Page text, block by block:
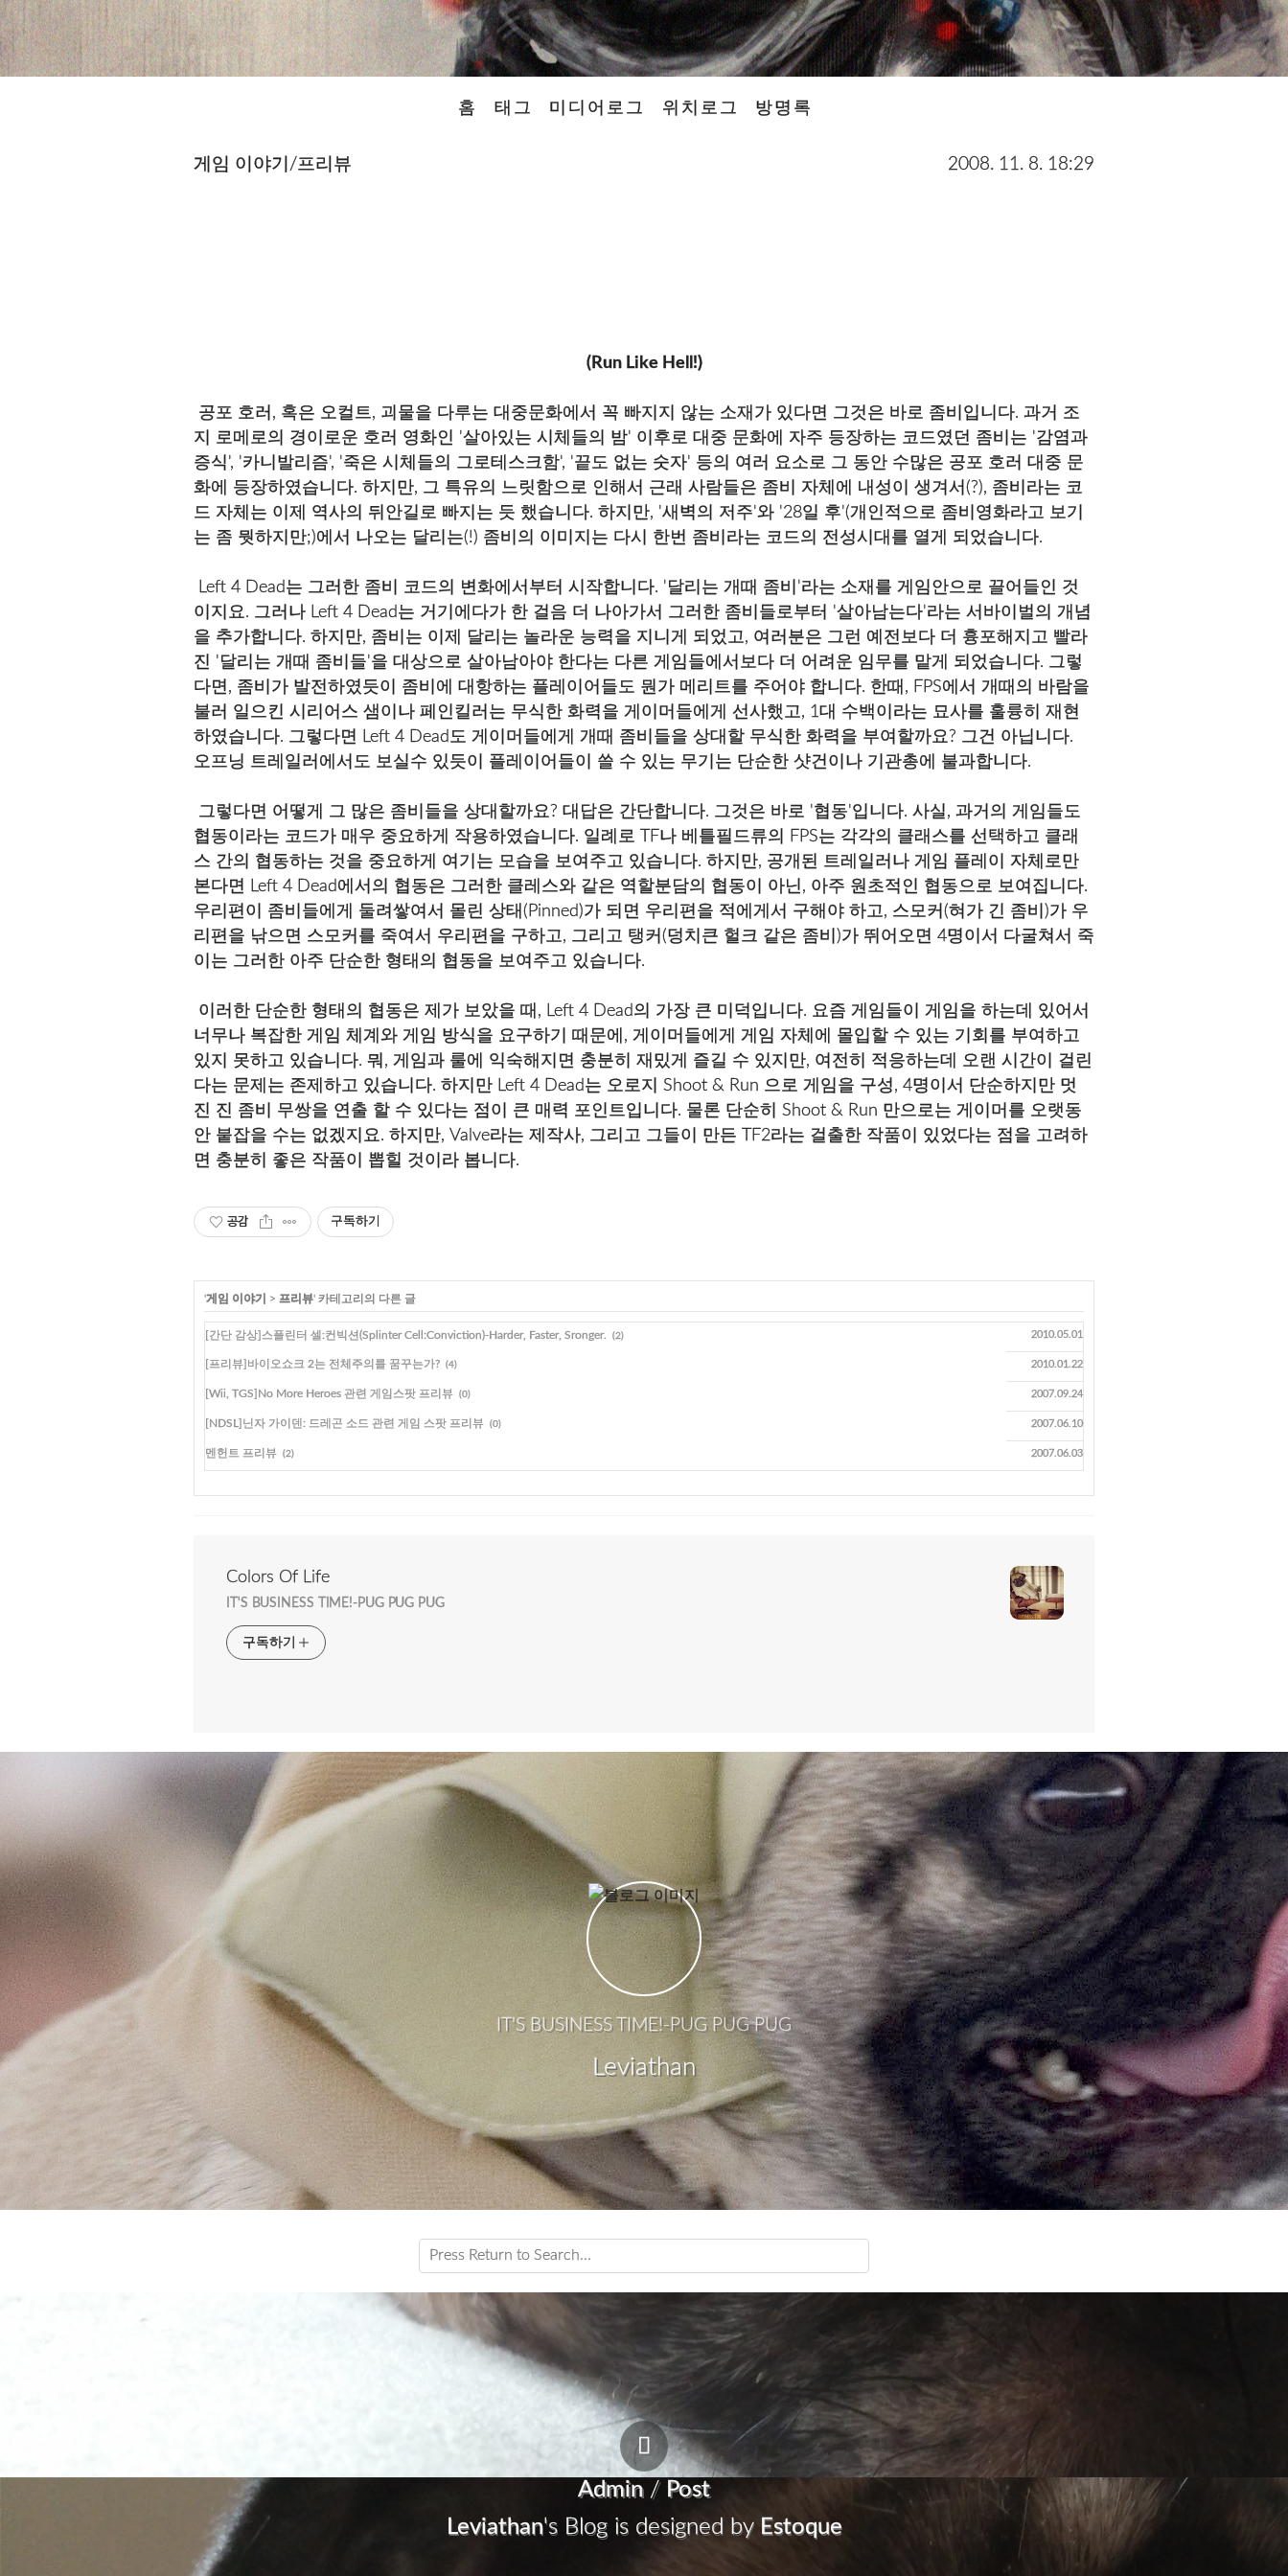
홈 태그 미디어로그 위치로그 방명록
게임 이야기/프리뷰 2008. 11. 8. 18:29
(Run Like Hell!)
공포 호러, 혹은 오컬트, 괴물을 다루는 대중문화에서 꼭 빠지지 않는 소재가 있다면 그것은 바로 좀비입니다. 과거 조
지 로메로의 경이로운 호러 영화인 '살아있는 시체들의 밤' 이후로 대중 문화에 자주 등장하는 코드였던 좀비는 '감염과
증식', '카니발리즘', '죽은 시체들의 그로테스크함', '끝도 없는 숫자' 등의 여러 요소로 그 동안 수많은 공포 호러 대중 문
화에 등장하였습니다. 하지만, 그 특유의 느릿함으로 인해서 근래 사람들은 좀비 자체에 내성이 생겨서(?), 좀비라는 코
드 자체는 이제 역사의 뒤안길로 빠지는 듯 했습니다. 하지만, '새벽의 저주'와 '28일 후'(개인적으로 좀비영화라고 보기
는 좀 뭣하지만;)에서 나오는 달리는(!) 좀비의 이미지는 다시 한번 좀비라는 코드의 전성시대를 열게 되었습니다.
Left 4 Dead는 그러한 좀비 코드의 변화에서부터 시작합니다. '달리는 개때 좀비'라는 소재를 게임안으로 끌어들인 것
이지요. 그러나 Left 4 Dead는 거기에다가 한 걸음 더 나아가서 그러한 좀비들로부터 '살아남는다'라는 서바이벌의 개념
을 추가합니다. 하지만, 좀비는 이제 달리는 놀라운 능력을 지니게 되었고, 여러분은 그런 예전보다 더 흉포해지고 빨라
진 '달리는 개때 좀비들'을 대상으로 살아남아야 한다는 다른 게임들에서보다 더 어려운 임무를 맡게 되었습니다. 그렇
다면, 좀비가 발전하였듯이 좀비에 대항하는 플레이어들도 뭔가 메리트를 주어야 합니다. 한때, FPS에서 개때의 바람을
불러 일으킨 시리어스 샘이나 페인킬러는 무식한 화력을 게이머들에게 선사했고, 1대 수백이라는 묘사를 훌륭히 재현
하였습니다. 그렇다면 Left 4 Dead도 게이머들에게 개때 좀비들을 상대할 무식한 화력을 부여할까요? 그건 아닙니다.
오프닝 트레일러에서도 보실수 있듯이 플레이어들이 쓸 수 있는 무기는 단순한 샷건이나 기관총에 불과합니다.
그렇다면 어떻게 그 많은 좀비들을 상대할까요? 대답은 간단합니다. 그것은 바로 '협동'입니다. 사실, 과거의 게임들도
협동이라는 코드가 매우 중요하게 작용하였습니다. 일례로 TF나 베틀필드류의 FPS는 각각의 클래스를 선택하고 클래
스 간의 협동하는 것을 중요하게 여기는 모습을 보여주고 있습니다. 하지만, 공개된 트레일러나 게임 플레이 자체로만
본다면 Left 4 Dead에서의 협동은 그러한 클레스와 같은 역할분담의 협동이 아닌, 아주 원초적인 협동으로 보여집니다.
우리편이 좀비들에게 둘려쌓여서 몰린 상태(Pinned)가 되면 우리편을 적에게서 구해야 하고, 스모커(혀가 긴 좀비)가 우
리편을 낚으면 스모커를 죽여서 우리편을 구하고, 그리고 탱커(덩치큰 헐크 같은 좀비)가 뛰어오면 4명이서 다굴쳐서 죽
이는 그러한 아주 단순한 형태의 협동을 보여주고 있습니다.
이러한 단순한 형태의 협동은 제가 보았을 때, Left 4 Dead의 가장 큰 미덕입니다. 요즘 게임들이 게임을 하는데 있어서
너무나 복잡한 게임 체계와 게임 방식을 요구하기 때문에, 게이머들에게 게임 자체에 몰입할 수 있는 기회를 부여하고
있지 못하고 있습니다. 뭐, 게임과 룰에 익숙해지면 충분히 재밌게 즐길 수 있지만, 여전히 적응하는데 오랜 시간이 걸린
다는 문제는 존제하고 있습니다. 하지만 Left 4 Dead는 오로지 Shoot & Run 으로 게임을 구성, 4명이서 단순하지만 멋
진 진 좀비 무쌍을 연출 할 수 있다는 점이 큰 매력 포인트입니다. 물론 단순히 Shoot & Run 만으로는 게이머를 오랫동
안 붙잡을 수는 없겠지요. 하지만, Valve라는 제작사, 그리고 그들이 만든 TF2라는 걸출한 작품이 있었다는 점을 고려하
면 충분히 좋은 작품이 뽑힐 것이라 봅니다.
공감 구독하기
'게임 이야기 > 프리뷰' 카테고리의 다른 글
[간단 감상]스플린터 셀:컨빅션(Splinter Cell:Conviction)-Harder, Faster, Sronger. (2) 2010.05.01
[프리뷰]바이오쇼크 2는 전체주의를 꿈꾸는가? (4) 2010.01.22
[Wii, TGS]No More Heroes 관련 게임스팟 프리뷰 (0) 2007.09.24
[NDSL]닌자 가이덴: 드레곤 소드 관련 게임 스팟 프리뷰 (0) 2007.06.10
멘헌트 프리뷰 (2) 2007.06.03
Colors Of Life
IT'S BUSINESS TIME!-PUG PUG PUG
구독하기
IT'S BUSINESS TIME!-PUG PUG PUG
Leviathan
Admin/ Post
Leviathan's Blog is designed by Estoque